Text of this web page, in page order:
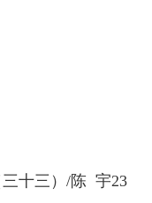
十三）/陈 宇23